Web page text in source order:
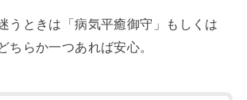
うときは「病気平癒御守」もしくは
ちらか一つあれば安心。